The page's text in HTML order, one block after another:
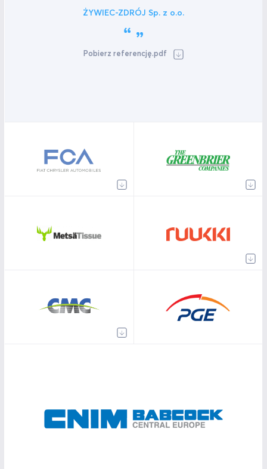
ŻYWIEC-ZDRÓJ Sp. z o.o.
Pobierz referencję.pdf